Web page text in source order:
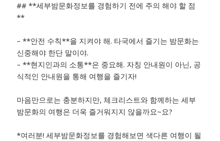
## **세부밤문화정보를 경험하기 전에 주의 해야 할 점
**
– **안전 수칙**을 지켜야 해. 타국에서 즐기는 밤문화는
신중해야 한단 말이야.
– **현지인과의 소통**은 중요해. 자칭 안내원이 아닌, 공
식적인 안내원을 통해 여행을 즐기자!
마음만으로는 충분하지만, 체크리스트와 함께하는 세부
밤문화의 여행은 더욱 즐거워지지 않을까요~요?
*여러분! 세부밤문화정보를 경험해보면 색다른 여행이 될